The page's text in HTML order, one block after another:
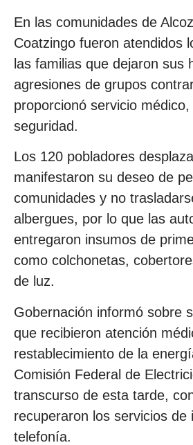
En las comunidades de
Coatzingo fueron atendidos
las familias que dejaron sus
agresiones de grupos
proporcionó servicio
seguridad.
Los 120 pobladores
manifestaron su deseo de
comunidades y no
albergues, por lo que las
entregaron insumos de
como colchonetas,
de luz.
Gobernación informó sobre
que recibieron atención
restablecimiento de la
Comisión Federal de
transcurso de esta tarde,
recuperaron los servicios de
telefonía.